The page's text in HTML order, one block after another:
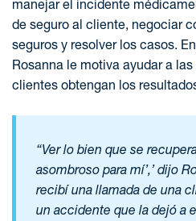
manejar el incidente
de seguro al cliente, negociar
seguros y resolver los casos.
Rosanna le motiva ayudar a
clientes obtengan los
“Ver lo bien que se
asombroso para mí’,’ dijo
recibí una llamada de una
un accidente que la dejó a